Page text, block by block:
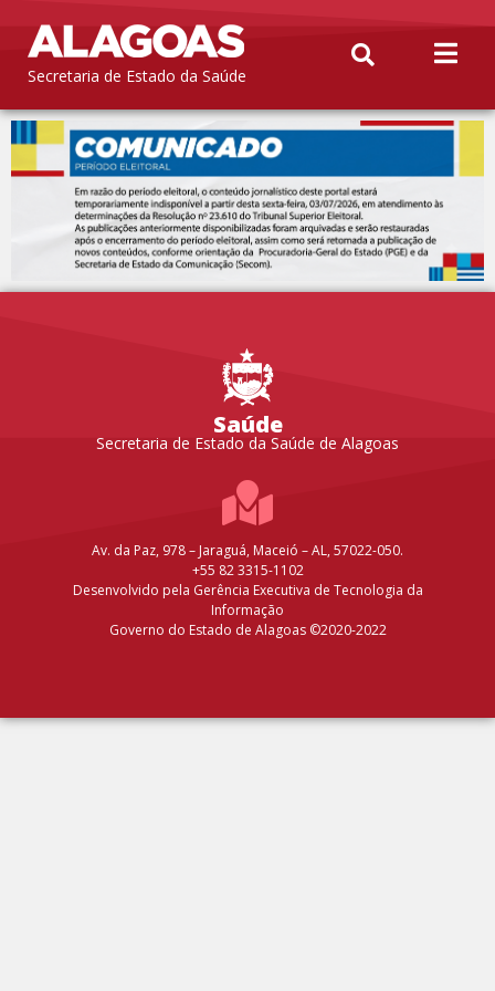
Secretaria de Estado da Saúde
Saúde
Secretaria de Estado da Saúde de Alagoas
Av. da Paz, 978 – Jaraguá, Maceió – AL, 57022-050.
+55 82 3315-1102
Desenvolvido pela Gerência Executiva de Tecnologia da
Informação
Governo do Estado de Alagoas ©2020-2022